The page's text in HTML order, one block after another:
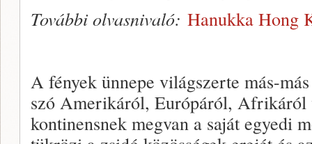
További olvasnivaló: Hanukka Hong
A fények ünnepe világszerte más-
szó Amerikáról, Európáról,
kontinensnek megvan a saját egyedi